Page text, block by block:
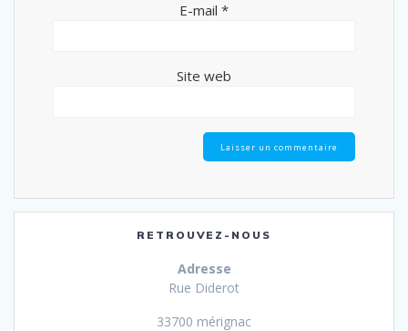
E-mail *
Site web
RETROUVEZ-NOUS
Adresse
Rue Diderot
33700 mérignac